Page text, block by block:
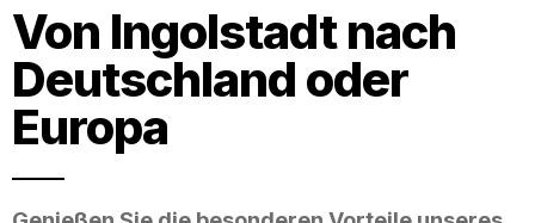
Von Ingolstadt nach
Deutschland oder
Europa